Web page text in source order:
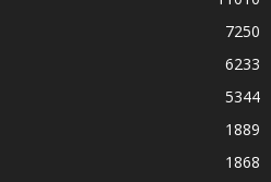
7250
6233
5344
1889
1868